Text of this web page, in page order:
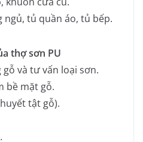
ngủ, tủ quần áo, tủ bếp.
thợ sơn PU
và tư vấn loại sơn.
bề mặt gỗ.
tật gỗ).